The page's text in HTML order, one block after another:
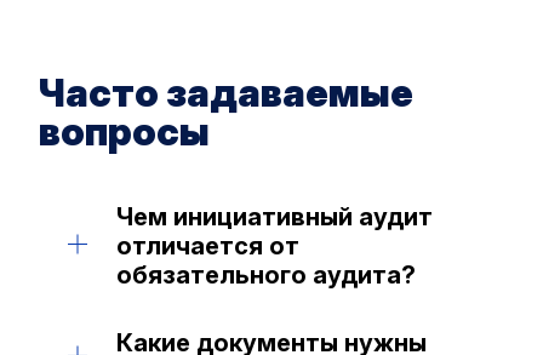
Часто задаваемые
вопросы
Чем инициативный аудит
отличается от
обязательного аудита?
Какие документы нужны